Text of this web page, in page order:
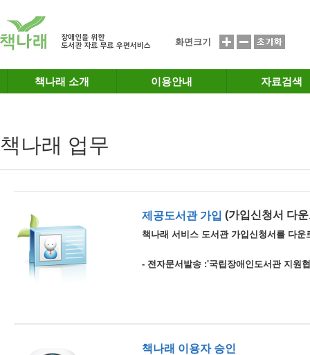
화면크기
책나래 소개 이용안내 자료검색
책나래 업무
제공도서관 가입 (가입신청서 다
책나래 서비스 도서관 가입신청서를 다
- 전자문서발송 :'국립장애인도서관 지원
책나래 이용자 승인